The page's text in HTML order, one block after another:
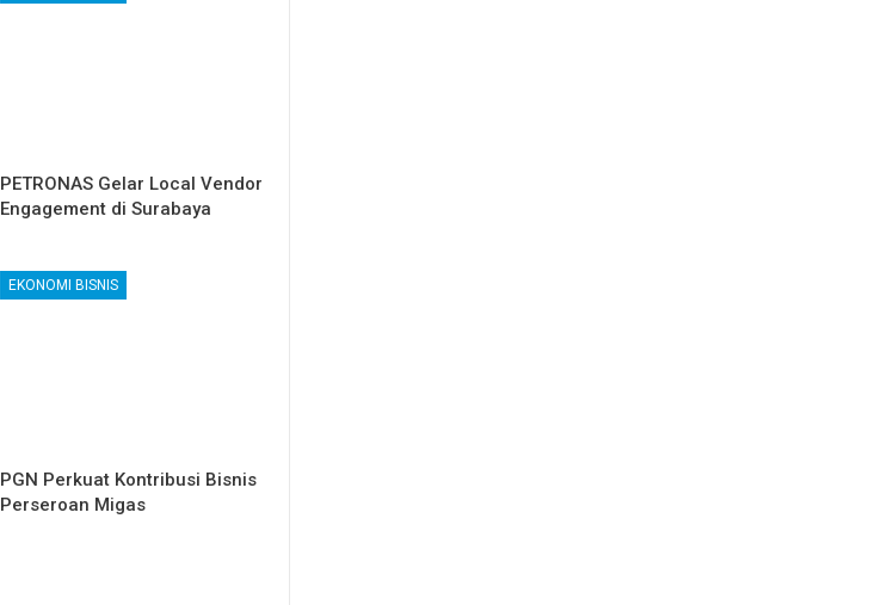
PETRONAS Gelar Local Vendor
Engagement di Surabaya
EKONOMI BISNIS
PGN Perkuat Kontribusi Bisnis
Perseroan Migas